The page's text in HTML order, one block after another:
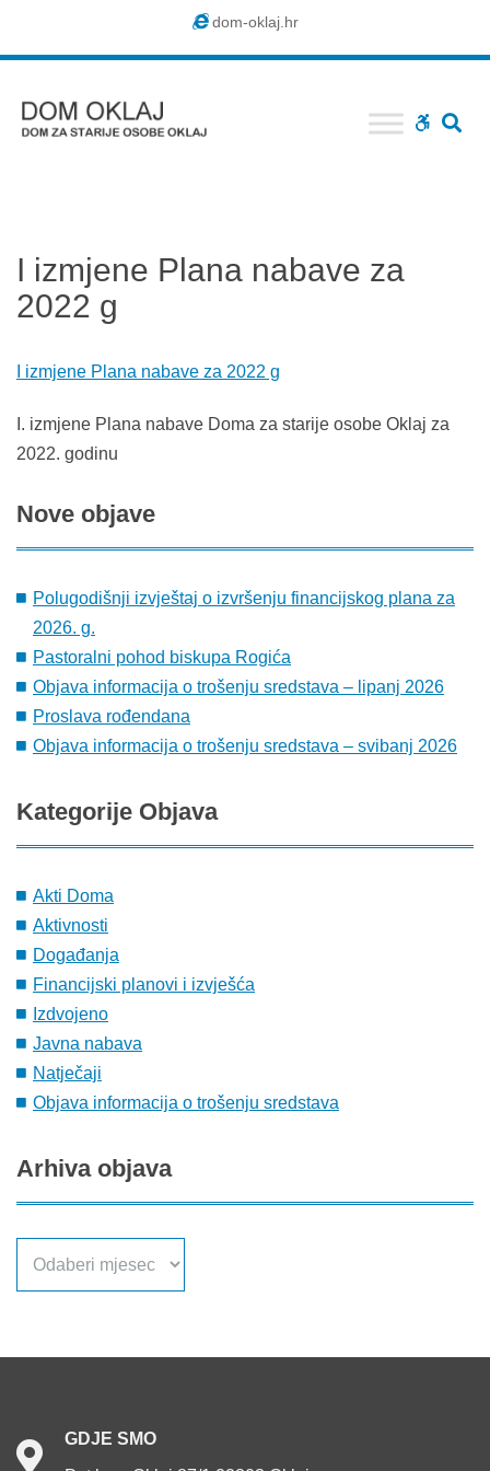
dom-oklaj.hr
WCAG
I izmjene Plana nabave za
2022 g
I izmjene Plana nabave za 2022 g
I. izmjene Plana nabave Doma za starije osobe Oklaj za
2022. godinu
Nove objave
Polugodišnji izvještaj o izvršenju financijskog plana za
2026. g.
Pastoralni pohod biskupa Rogića
Objava informacija o trošenju sredstava – lipanj 2026
Proslava rođendana
Objava informacija o trošenju sredstava – svibanj 2026
Kategorije Objava
Akti Doma
Aktivnosti
Događanja
Financijski planovi i izvješća
Izdvojeno
Javna nabava
Natječaji
Objava informacija o trošenju sredstava
Arhiva objava
GDJE SMO